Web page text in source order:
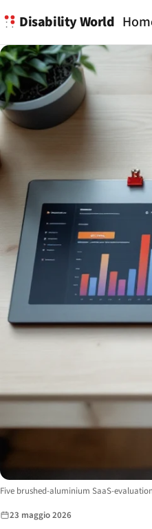
Disability World
Image description:
Five brushed-aluminium SaaS-
23 maggio 2026